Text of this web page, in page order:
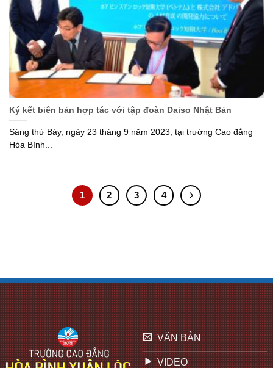
Ký kết biên bản hợp tác với tập đoàn Daiso Nhật Bản
Sáng thứ Bảy, ngày 23 tháng 9 năm 2023, tại trường Cao đẳng
Hòa Bình...
1 2 3 4
VĂN BẢN
VIDEO